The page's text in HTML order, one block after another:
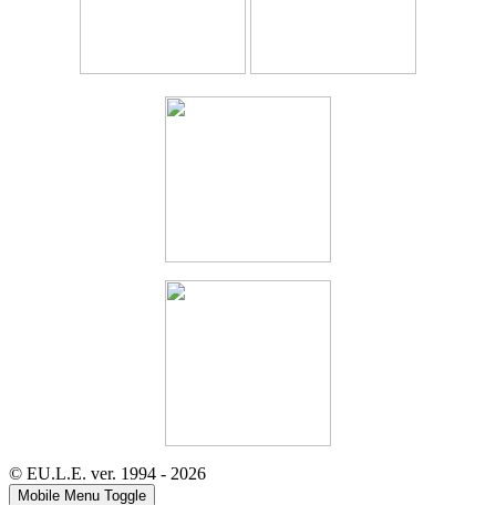
© EU.L.E. ver. 1994 - 2026
Mobile Menu Toggle